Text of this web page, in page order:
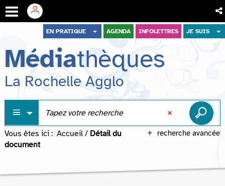
menu
contenu
recherche
EN PRATIQUE AGENDA INFOLETTRES JE SUIS
Médiathèques
La Rochelle Agglo
recherche avancée
Vous êtes ici : Accueil / Détail du
document